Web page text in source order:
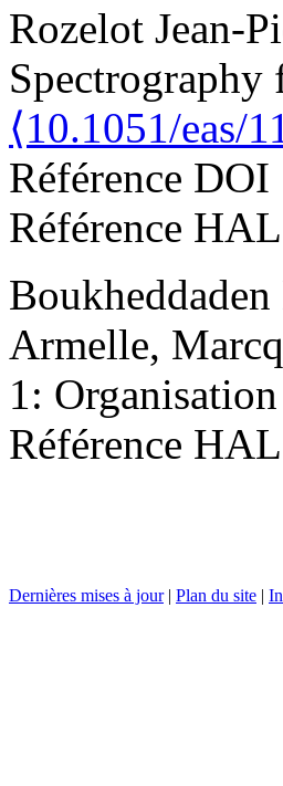
Rozelot Jean-
Spectrography
⟨10.1051/eas/
Référence DOI
Référence
Boukheddaden
Armelle, Marcq
1:
Référence
Dernières mises à jour| Plan du site |